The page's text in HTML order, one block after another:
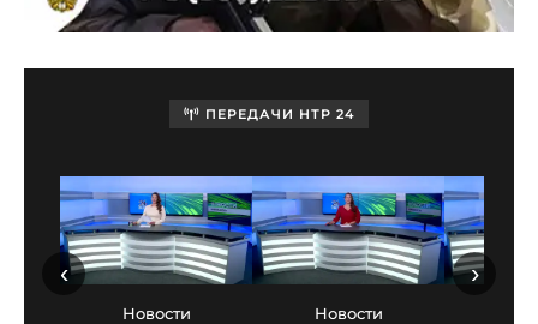
ПЕРЕДАЧИ НТР 24
Новости
Новости
‹ ›